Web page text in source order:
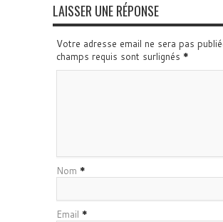
LAISSER UNE RÉPONSE
Votre adresse email ne sera pas
champs requis sont surlignés *
Nom *
Email *